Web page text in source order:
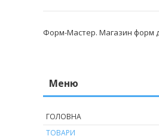
Форм-Мастер. Магазин форм
ГОЛОВНА
ТОВАРИ